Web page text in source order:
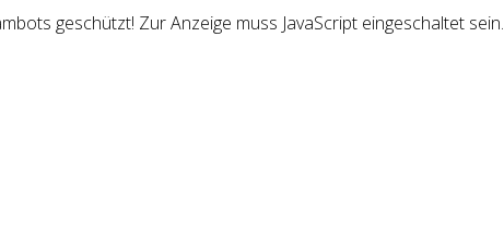
geschützt! Zur Anzeige muss JavaScript eingeschaltet sein.